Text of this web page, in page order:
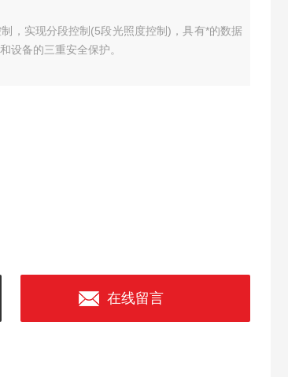
，实现分段控制(5段光照度控制)，具有*的数据
设备的三重安全保护。
在线留言